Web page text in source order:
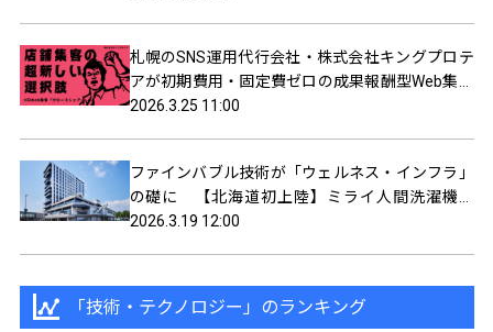
札幌のSNS運用代行会社・株式会社キングプロテ
アが初期費用・固定費ゼロの成果報酬型Web集客
サービス「グロースシェア」を提供開始
2026.3.25 11:00
ファインバブル技術が「ウェルネス・インフラ」
の礎に 【北海道初上陸】ミライ人間洗濯機を
「エスコンフィールドHOKKAIDO ホテル北広島前
2026.3.19 12:00
「技術・テクノロジー」のランキング